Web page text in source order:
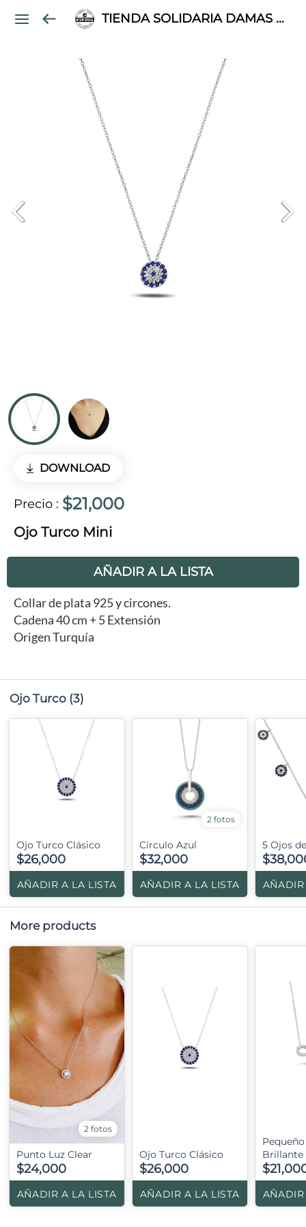
TIENDA SOLIDARIA DAMAS PALESTINAS
DOWNLOAD
Precio : $21,000
Ojo Turco Mini
AÑADIR A LA LISTA
Collar de plata 925 y circones.
Cadena 40 cm + 5 Extensión
Origen Turquía
Ojo Turco (3)
Ojo Turco Clásico
$26,000
AÑADIR A LA LISTA
2 fotos
Círculo Azul
$32,000
AÑADIR A LA LISTA
5 Ojos
More products
2 fotos
Punto Luz Clear
$24,000
AÑADIR A LA LISTA
Ojo Turco Clásico
$26,000
AÑADIR A LA LISTA
Brillante